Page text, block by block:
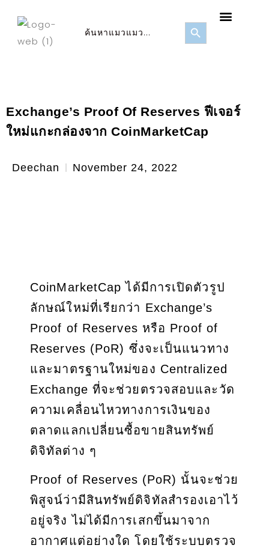
Search
Search Button
Exchange’s Proof Of Reserves ฟีเจอร์
ใหม่แกะกล่องจาก CoinMarketCap
Deechan November 24, 2022
CoinMarketCap ได้มีการเปิดตัวรูป
ลักษณ์ใหม่ที่เรียกว่า Exchange’s
Proof of Reserves หรือ Proof of
Reserves (PoR) ซึ่งจะเป็นแนวทาง
และมาตรฐานใหม่ของ Centralized
Exchange ที่จะช่วยตรวจสอบและวัด
ความเคลื่อนไหวทางการเงินของ
ตลาดแลกเปลี่ยนซื้อขายสินทรัพย์
ดิจิทัลต่าง ๆ
Proof of Reserves (PoR) นั้นจะช่วย
พิสูจน์ว่ามีสินทรัพย์ดิจิทัลสำรองเอาไว้
อยู่จริง ไม่ได้มีการเสกขึ้นมาจาก
อากาศแต่อย่างใด โดยใช้ระบบตรวจ